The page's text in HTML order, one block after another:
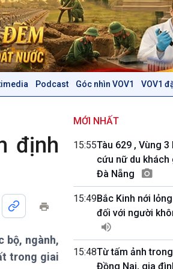
Podcast Góc nhìn VOV1 VOV1
Trước giờ mở cửa
Dòng chảy Kinh tế
Tuyên chiến với gian lận
thương mại
Mùa
Biển
Tâm
đảo
Tìm
Nam
Podcast
Góc
Bình
định
bộ, ngành,
trong giai
MỚI NHẤT
15:55Tàu 629 , Vùng
cứu nữ du khách
Đà Nẵng
15:49Bắc Kinh nới
đối với người
15:48Từ tấm ảnh
Đồng Nai, gia